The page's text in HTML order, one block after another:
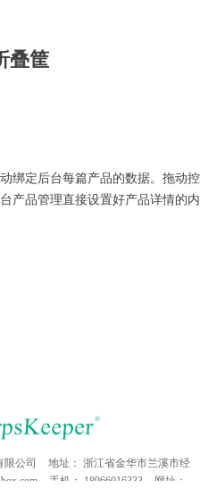
叠筐
绑定后台每篇产品的数据。拖动控
产品管理直接设置好产品详情的内
限公司 地址： 浙江省金华市兰溪市经
手机： 18966016333
网址：